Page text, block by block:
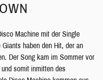
Machine mit der Single
haben den Hit, der an
Der Song kam im Sommer vor
somit inmitten des